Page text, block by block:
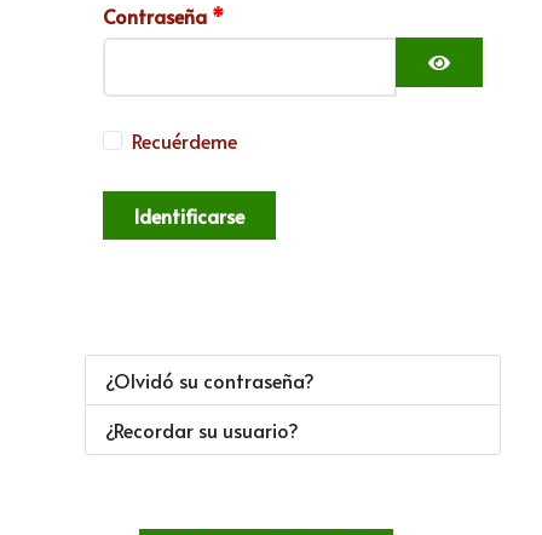
Contraseña *
Recuérdeme
Identificarse
¿Olvidó su contraseña?
¿Recordar su usuario?